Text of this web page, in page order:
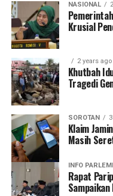
NASIONAL
Krusial
2 years ago
Khutbah
Tragedi
SOROTAN
Klaim
Masih
INFO
Rapat